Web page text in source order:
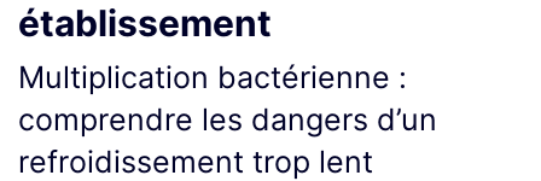
établissement
Multiplication bactérienne :
comprendre les dangers d’un
refroidissement trop lent